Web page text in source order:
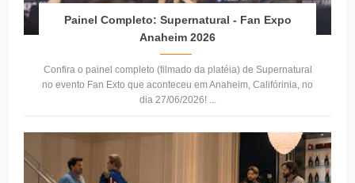
Painel Completo: Supernatural - Fan Expo
Anaheim 2026
Confira o painel completo (filmado da platéia) de Supernatural
no evento Fan Exto que aconteceu em Anaheim, Califórinia, no
dia 27/06/2026! ...